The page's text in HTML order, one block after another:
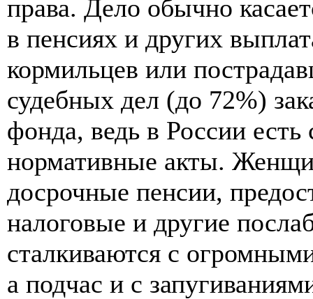
права. Дело обычно
в пенсиях и других
кормильцев или
судебных дел (до 72%)
фонда, ведь в России
нормативные акты.
досрочные пенсии,
налоговые и другие
сталкиваются с
а подчас и с